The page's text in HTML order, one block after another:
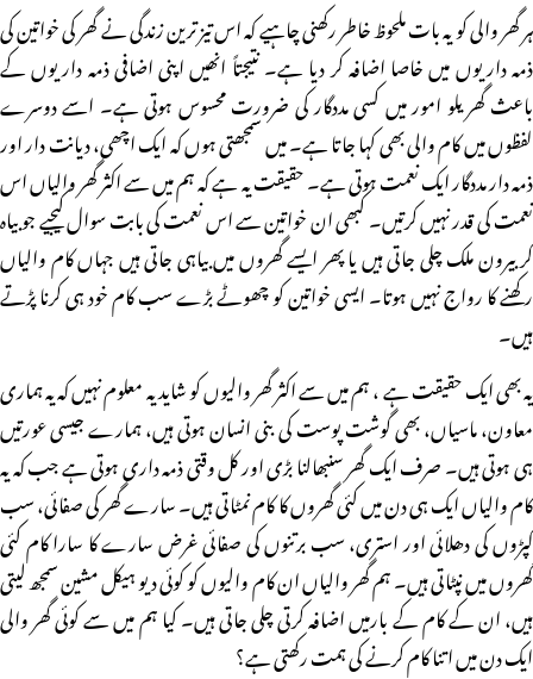
ہر گھر والی کو یہ بات ملحوظ خاطر رکھنی چاہیے کہ اس تیز ترین زندگی نے گھر کی خواتین کی
ذمہ داریوں میں خاصا اضافہ کر دیا ہے۔ نتیجتاً انھیں اپنی اضافی ذمہ داریوں کے
باعث گھریلو امور میں کسی مددگار کی ضرورت محسوس ہوتی ہے۔ اسے دوسرے
لفظوں میں کام والی بھی کہا جاتا ہے۔ میں سمجھتی ہوں کہ ایک اچھی، دیانت دار اور
ذمہ دار مددگار ایک نعمت ہوتی ہے۔ حقیقت یہ ہے کہ ہم میں سے اکثر گھر والیاں اس
نعمت کی قدر نہیں کرتیں۔ کبھی ان خواتین سے اس نعمت کی بابت سوال کیجیے جو بیاہ
کر بیرون ملک چلی جاتی ہیں یا پھر ایسے گھروں میں بیاہی جاتی ہیں جہاں کام والیاں
رکھنے کا رواج نہیں ہوتا۔ ایسی خواتین کو چھوٹے بڑے سب کام خود ہی کرنا پڑتے
ہیں۔
یہ بھی ایک حقیقت ہے ، ہم میں سے اکثر گھر والیوں کو شاید یہ معلوم نہیں کہ یہ ہماری
معاون، ماسیاں، بھی گوشت پوست کی بنی انسان ہوتی ہیں، ہمارے جیسی عورتیں
ہی ہوتی ہیں۔ صرف ایک گھر سنبھالنا بڑی اور کل وقتی ذمہ داری ہوتی ہے جب کہ یہ
کام والیاں ایک ہی دن میں کئی گھروں کا کام نمٹاتی ہیں۔ سارے گھر کی صفائی، سب
کپڑوں کی دھلائی اور استری، سب برتنوں کی صفائی غرض سارے کا سارا کام کئی
گھروں میں نپٹاتی ہیں۔ ہم گھر والیاں ان کام والیوں کو کوئی دیو ہیکل مشین سمجھ لیتی
ہیں، ان کے کام کے بارمیں اضافہ کرتی چلی جاتی ہیں۔ کیا ہم میں سے کوئی گھر والی
ایک دن میں اتنا کام کرنے کی ہمت رکھتی ہے؟